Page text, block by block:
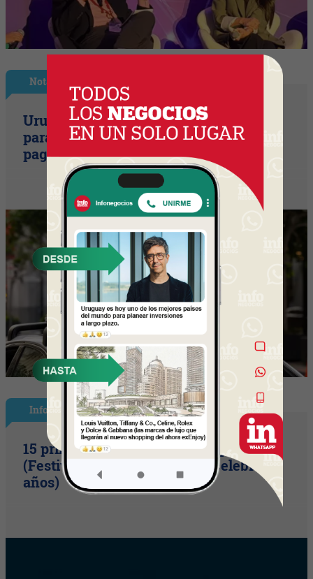
Nota Principal
Uruguay empieza a discutir las reglas
para una movilidad autónoma (¿Quién
paga si el auto sin conductor choca?)
InfoShow
15 primaveras tienes que cumplir
(Festival Música de la Tierra celebra 15
años)